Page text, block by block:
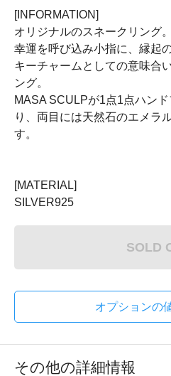
[INFORMATION]
オリジナルのスネークリング。
幸運を呼び込み小指に、縁起
キーチャームとしての意味合
ング。
MASA SCULPが1点1点ハン
り、両目には天然石のエメラ
す。
[MATERIAL]
SILVER925
SOLD
オプションの
その他の詳細情報